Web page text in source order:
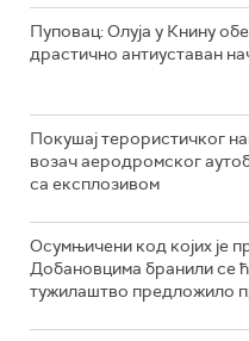
Пуповац: Олуја у Книну
драстично антиуставан
Покушај терористичког
возач аеродромског
са експлозивом
Осумњичени код којих је
Добановцима бранили се
тужилаштво предложило